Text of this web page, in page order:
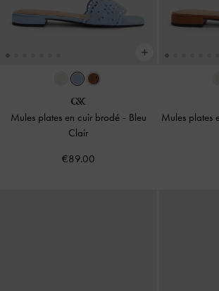
Mules plates en cuir brodé - Bleu
Clair
€89.00
Mules plates